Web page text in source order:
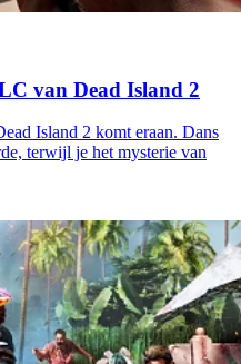
van Dead Island 2
Island 2 komt eraan. Dans
terwijl je het mysterie van